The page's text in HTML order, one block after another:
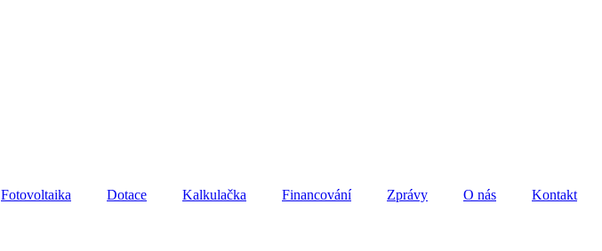
Fotovoltaika Dotace Kalkulačka Financování Zprávy O nás Kontakt